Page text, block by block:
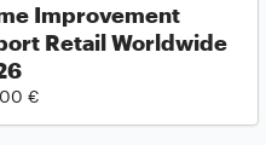
Improvement
Retail Worldwide
€